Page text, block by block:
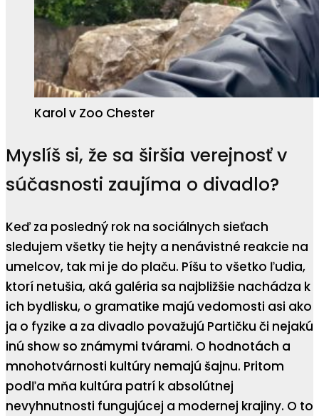
Karol v Zoo Chester
Myslíš si, že sa širšia verejnosť v
súčasnosti zaujíma o divadlo?
Keď za posledný rok na sociálnych sieťach
sledujem všetky tie hejty a nenávistné reakcie na
umelcov, tak mi je do plaču. Píšu to všetko ľudia,
ktorí netušia, aká galéria sa najbližšie nachádza k
ich bydlisku, o gramatike majú vedomosti asi ako
ja o fyzike a za divadlo považujú Partičku či nejakú
inú show so známymi tvárami. O hodnotách a
mnohotvárnosti kultúry nemajú šajnu. Pritom
podľa mňa kultúra patrí k absolútnej
nevyhnutnosti fungujúcej a modernej krajiny. O to